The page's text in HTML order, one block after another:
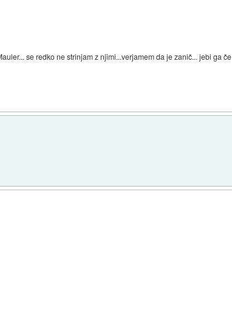
se redko ne strinjam z njimi...verjamem da je zanič... jebi ga če